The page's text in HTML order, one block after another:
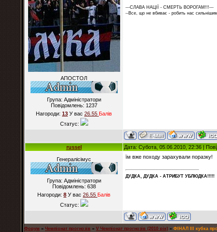
АПОСТОЛ
Група: Адміністратори
Повідомлень: 1237
Нагороди: 13 У вас 26.55 Балiв
Статус:
---СЛАВА НАЦІЇ - СМЕРТЬ ВОРОГАМ!!!---
--Все, що не вбиває - робить нас
russel Дата: Субота, 05.06.2010, 22:36 |
Генералісімус
Група: Адміністратори
Повідомлень: 638
Нагороди: 8 У вас 26.55 Балiв
Статус:
їм вже походу зарахували поразку!
ДУДКА, ДУДКА - АТРИБУT УБЛЮДКА!!!!!
Форум » Чемпіонат прогнозів » V Чемпіонат прогнозів (2010 рік) » ФІНАЛ ІІІ кубка